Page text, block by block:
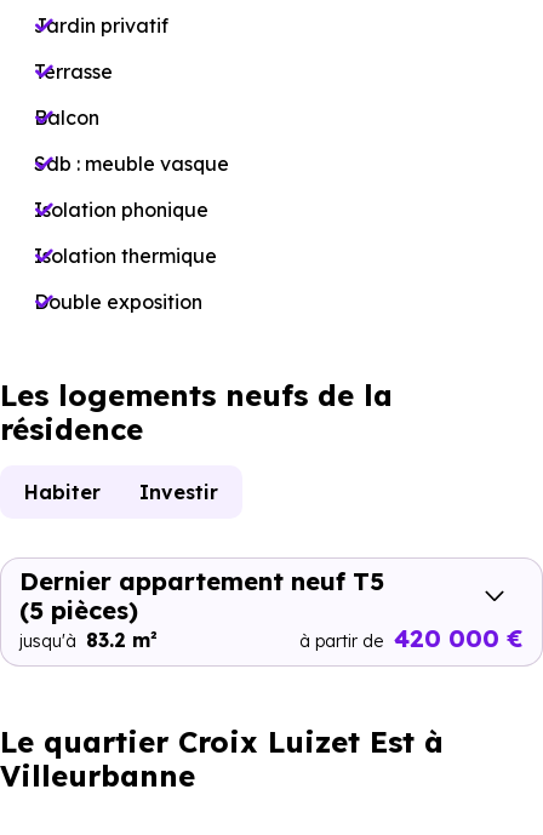
Jardin privatif
Terrasse
Balcon
Sdb : meuble vasque
Isolation phonique
Isolation thermique
Double exposition
Les logements neufs de la
résidence
Habiter Investir
Dernier appartement neuf T5
(5 pièces)
jusqu'à 83.2 m² à partir de 420 000 €
Le quartier Croix Luizet Est à
Villeurbanne